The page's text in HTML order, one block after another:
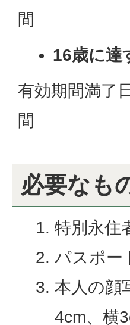
間
16歳に達
有効期間満了
間
必要なも
特別永住
パスポー
本人の顔
4cm、横